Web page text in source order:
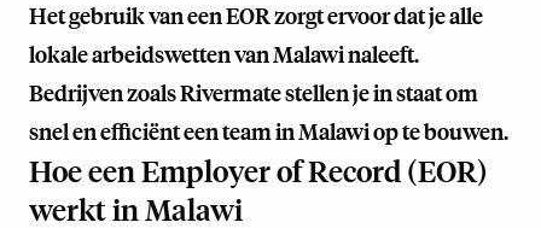
Het gebruik van een EOR zorgt ervoor dat je alle
lokale arbeidswetten van Malawi naleeft.
Bedrijven zoalsRivermatestellen je in staat om
snel en efficiënt een team in Malawi op te bouwen.
Hoe een Employer of Record (EOR)
werkt in Malawi